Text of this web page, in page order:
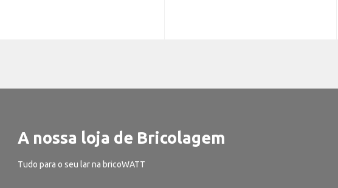
A nossa loja de Bricolagem
Tudo para o seu lar na bricoWATT